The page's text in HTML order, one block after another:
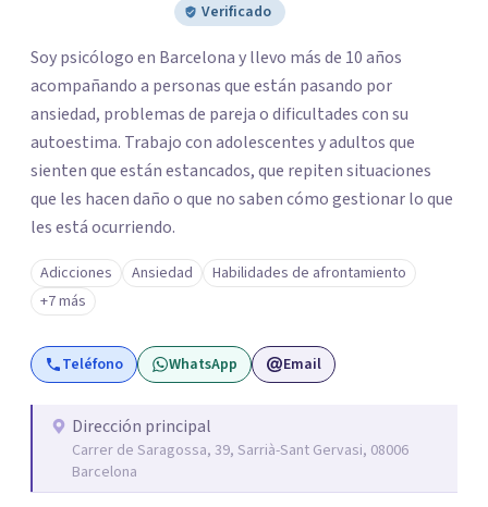
Verificado
Soy psicólogo en Barcelona y llevo más de 10 años
acompañando a personas que están pasando por
ansiedad, problemas de pareja o dificultades con su
autoestima. Trabajo con adolescentes y adultos que
sienten que están estancados, que repiten situaciones
que les hacen daño o que no saben cómo gestionar lo que
les está ocurriendo.
Adicciones Ansiedad
Habilidades de afrontamiento
+7 más
Teléfono WhatsApp Email
Dirección principal
Carrer de Saragossa, 39, Sarrià-Sant Gervasi, 08006
Barcelona